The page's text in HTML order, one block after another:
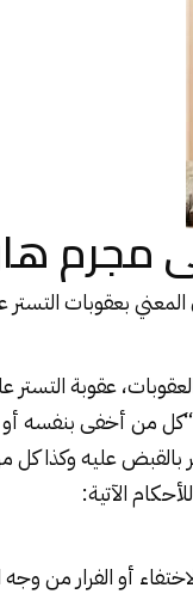
مجرم
بعقوبات
144، من قانون
على أنه : “كل من أخفى
بالقبض عليه وكذا
الآتية:
أو الفرار من وجه